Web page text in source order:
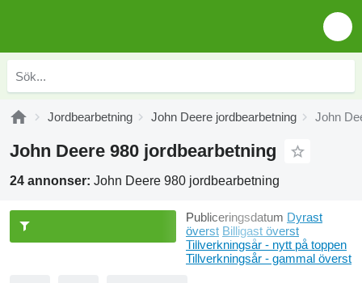
Jordbearbetning John Deere jordbearbetning John
John Deere 980 jordbearbetning
24 annonser: John Deere 980 jordbearbetning
Publiceringsdatum Dyrast
överst Billigast överst
Tillverkningsår - nytt på toppen
Tillverkningsår - gammal överst